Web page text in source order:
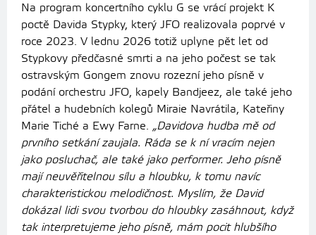
Na program koncertního cyklu G se vrácí projekt K
poctě Davida Stypky, který JFO realizovala poprvé v
roce 2023. V lednu 2026 totiž uplyne pět let od
Stypkovy předčasné smrti a na jeho počest se tak
ostravským Gongem znovu rozezní jeho písně v
podání orchestru JFO, kapely Bandjeez, ale také jeho
přátel a hudebních kolegů Miraie Navrátila, Kateřiny
Marie Tiché a Ewy Farne. „Davidova hudba mě od
prvního setkání zaujala. Ráda se k ní vracím nejen
jako posluchač, ale také jako performer. Jeho písně
mají neuvěřitelnou sílu a hloubku, k tomu navíc
charakteristickou melodičnost. Myslím, že David
dokázal lidi svou tvorbou do hloubky zasáhnout, když
tak interpretujeme jeho písně, mám pocit hlubšího